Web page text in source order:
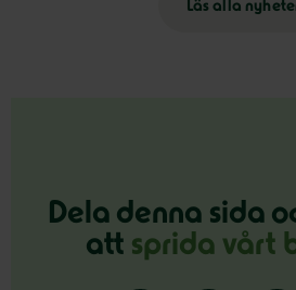
Läs alla
Dela denna sida
att sprida vårt